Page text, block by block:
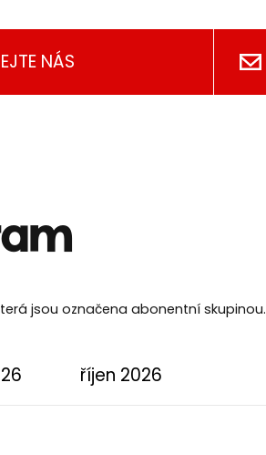
NÁS
jsou označena abonentní skupinou.
říjen 2026